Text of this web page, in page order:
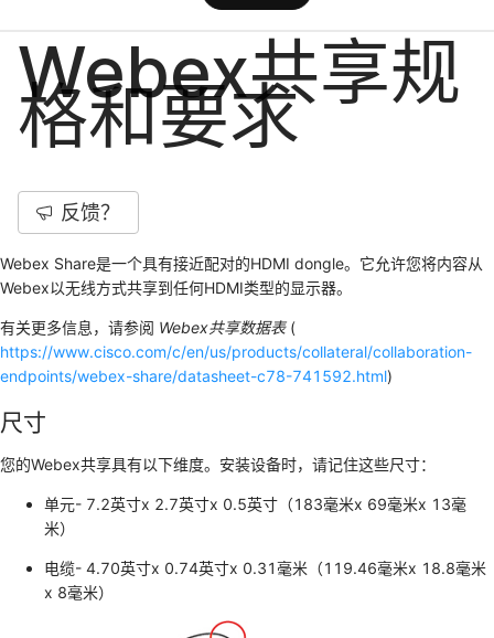
Webex共享规
格和要求
反馈？
Webex Share是一个具有接近配对的HDMI dongle。它允许您将内容从
Webex以无线方式共享到任何HDMI类型的显示器。
有关更多信息，请参阅 Webex共享数据表(
https://www.cisco.com/c/en/us/products/collateral/collaboration-
endpoints/webex-share/datasheet-c78-741592.html)
尺寸
您的Webex共享具有以下维度。安装设备时，请记住这些尺寸：
单元- 7.2英寸x 2.7英寸x 0.5英寸（183毫米x 69毫米x 13毫
米）
电缆- 4.70英寸x 0.74英寸x 0.31毫米（119.46毫米x 18.8毫米
x 8毫米）